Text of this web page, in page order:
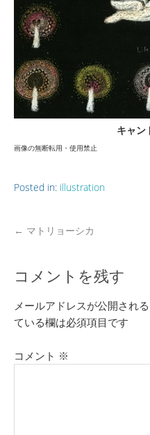
キャン
画像の無断転用・使用禁止
Posted in: illustration
← マトリョーシカ
コメントを残す
メールアドレスが公開され
ている欄は必須項目です
コメント ※